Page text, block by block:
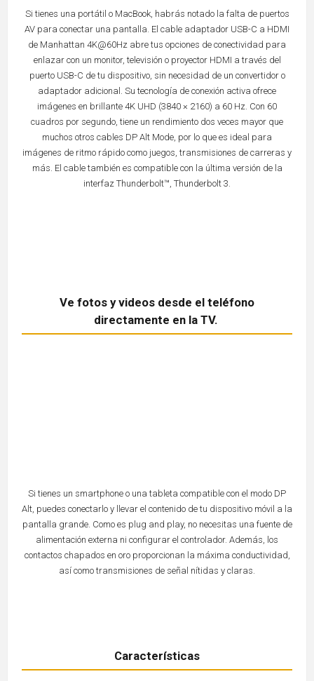
Si tienes una portátil o MacBook, habrás notado la falta de puertos
AV para conectar una pantalla. El cable adaptador USB-C a HDMI
de Manhattan 4K@60Hz abre tus opciones de conectividad para
enlazar con un monitor, televisión o proyector HDMI a través del
puerto USB-C de tu dispositivo, sin necesidad de un convertidor o
adaptador adicional. Su tecnología de conexión activa ofrece
imágenes en brillante 4K UHD (3840 × 2160) a 60 Hz. Con 60
cuadros por segundo, tiene un rendimiento dos veces mayor que
muchos otros cables DP Alt Mode, por lo que es ideal para
imágenes de ritmo rápido como juegos, transmisiones de carreras y
más. El cable también es compatible con la última versión de la
interfaz Thunderbolt™, Thunderbolt 3.
Ve fotos y videos desde el teléfono
directamente en la TV.
Si tienes un smartphone o una tableta compatible con el modo DP
Alt, puedes conectarlo y llevar el contenido de tu dispositivo móvil a la
pantalla grande. Como es plug and play, no necesitas una fuente de
alimentación externa ni configurar el controlador. Además, los
contactos chapados en oro proporcionan la máxima conductividad,
así como transmisiones de señal nítidas y claras.
Características